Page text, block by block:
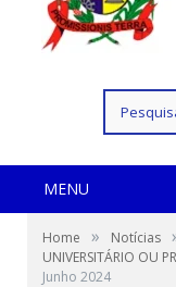
por:
MENU
Home » Notícias
UNIVERSITÁRIO OU
Junho 2024